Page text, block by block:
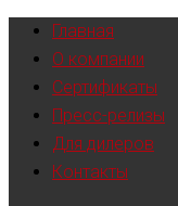
Главная
О компании
Сертификаты
Пресс-релизы
Для дилеров
Контакты